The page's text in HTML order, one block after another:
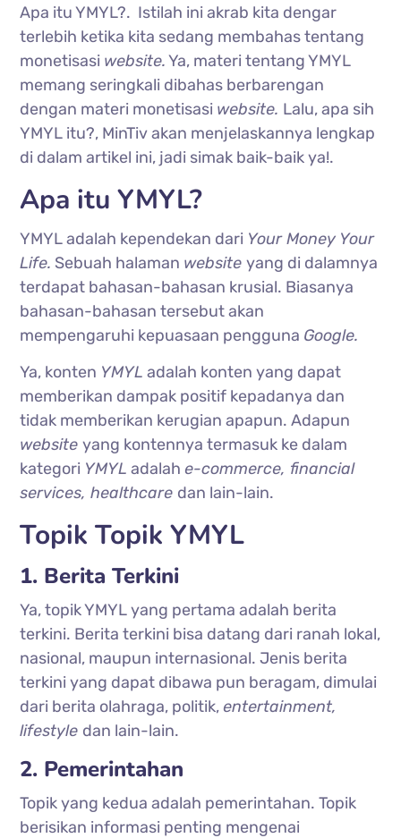
Apa itu YMYL?. Istilah ini akrab kita dengar
terlebih ketika kita sedang membahas tentang
monetisasi website.Ya, materi tentang YMYL
memang seringkali dibahas berbarengan
dengan materi monetisasi website. Lalu, apa sih
YMYL itu?, MinTiv akan menjelaskannya lengkap
di dalam artikel ini, jadi simak baik-baik ya!.
Apa itu YMYL?
YMYL adalah kependekan dari Your Money Your
Life. Sebuah halaman websiteyang di dalamnya
terdapat bahasan-bahasan krusial. Biasanya
bahasan-bahasan tersebut akan
mempengaruhi kepuasaan pengguna Google.
Ya, konten YMYLadalah konten yang dapat
memberikan dampak positif kepadanya dan
tidak memberikan kerugian apapun. Adapun
websiteyang kontennya termasuk ke dalam
kategori YMYLadalah e-commerce, financial
services, healthcare dan lain-lain.
Topik Topik YMYL
1. Berita Terkini
Ya, topik YMYL yang pertama adalah berita
terkini. Berita terkini bisa datang dari ranah lokal,
nasional, maupun internasional. Jenis berita
terkini yang dapat dibawa pun beragam, dimulai
dari berita olahraga, politik, entertainment,
lifestyle dan lain-lain.
2. Pemerintahan
Topik yang kedua adalah pemerintahan. Topik
berisikan informasi penting mengenai